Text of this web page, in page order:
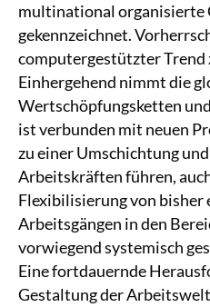
multinational organisierte
gekennzeichnet.
computergestützter
Einhergehend nimmt die
Wertschöpfungsketten
ist verbunden mit neuen
zu einer Umschichtung
Arbeitskräften führen,
Flexibilisierung von
Arbeitsgängen in den
vorwiegend systemisch
Eine fortdauernde
Gestaltung der